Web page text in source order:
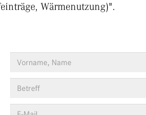
Wärmenutzung)".